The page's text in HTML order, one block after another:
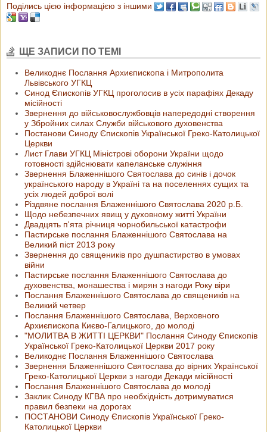
Поділись цією інформацією з іншими
ЩЕ ЗАПИСИ ПО ТЕМІ
Великоднє Послання Архиєпископа і Митрополита
Львівського УГКЦ
Синод Єпископів УГКЦ проголосив в усіх парафіях Декаду
місійності
Звернення до військовослужбовців напередодні створення
у Збройних силах Служби військового духовенства
Постанови Синоду Єпископів Української Греко-Католицької
Церкви
Лист Глави УГКЦ Міністрові оборони України щодо
готовності здійснювати капеланське служіння
Звернення Блаженнішого Святослава до синів і дочок
українського народу в Україні та на поселеннях сущих та
усіх людей доброї волі
Різдвяне послання Блаженнішого Святослава 2020 р.Б.
Щодо небезпечних явищ у духовному житті України
Двадцять п'ята річниця чорнобильської катастрофи
Пастирське послання Блаженнішого Святослава на
Великий піст 2013 року
Звернення до священиків про душпастирство в умовах
війни
Пастирське послання Блаженнішого Cвятослава до
духовенства, монашества і мирян з нагоди Року віри
Послання Блаженнішого Cвятослава до священиків на
Великий четвер
Послання Блаженнішого Святослава, Верховного
Архиєпископа Києво-Галицького, до молоді
"МОЛИТВА В ЖИТТІ ЦЕРКВИ" Послання Синоду Єпископів
Української Греко-Католицької Церкви 2017 року
Великоднє Послання Блаженнішого Святослава
Звернення Блаженнішого Святослава до вірних Української
Греко-Католицької Церкви з нагоди Декади місійності
Послання Блаженнішого Святослава до молоді
Заклик Синоду КГВА про необхідність дотримуватися
правил безпеки на дорогах
ПОСТАНОВИ Синоду Єпископів Української Греко-
Католицької Церкви